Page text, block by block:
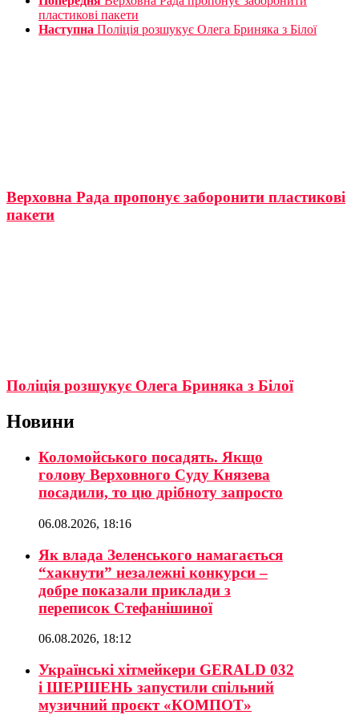
пластикові пакети
Наступна Поліція розшукує Олега Бриняка з Білої
Верховна Рада пропонує заборонити пластикові
пакети
Поліція розшукує Олега Бриняка з Білої
Новини
Коломойського посадять. Якщо
голову Верховного Суду Князева
посадили, то цю дрібноту запросто
06.08.2026, 18:16
Як влада Зеленського намагається
“хакнути” незалежні конкурси –
добре показали приклади з
переписок Стефанішиної
06.08.2026, 18:12
Українські хітмейкери GERALD 032
і ШЕРШЕНЬ запустили спільний
музичний проєкт «КОМПОТ»